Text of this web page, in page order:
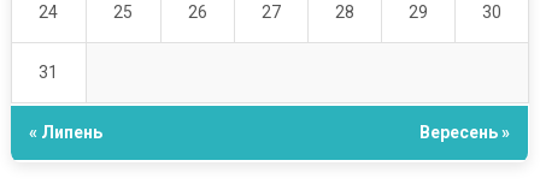
24 25 26 27 28 29 30
31
« Липень Вересень »